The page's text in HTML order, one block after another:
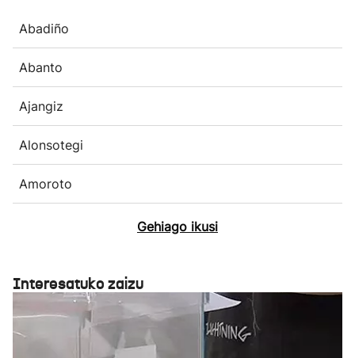
Abadiño
Abanto
Ajangiz
Alonsotegi
Amoroto
Gehiago ikusi
Interesatuko zaizu